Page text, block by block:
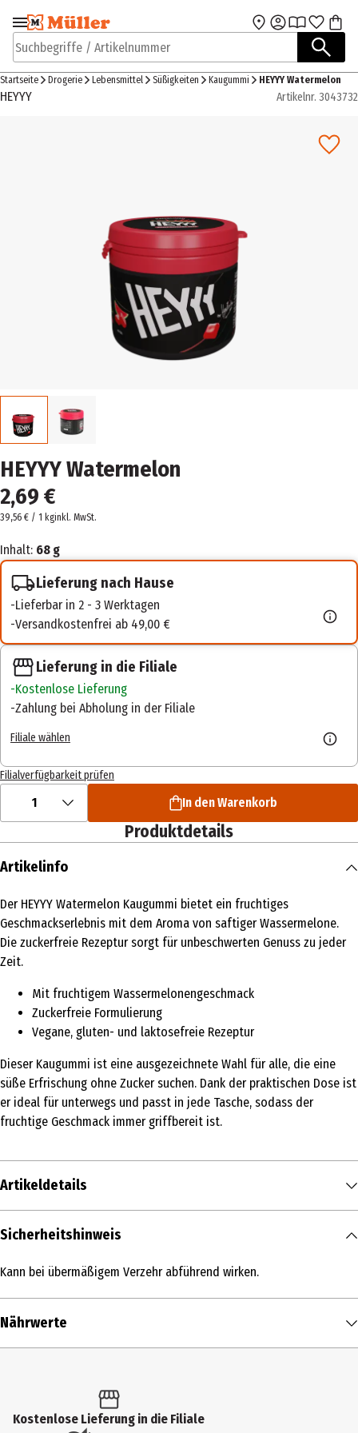
Zur Navigation
springen
Zum Hauptinhalt
Suchbegriffe / Artikelnummer
Startseite Drogerie Lebensmittel Süßigkeiten Kaugummi HEYYY Watermelon
HEYYY Artikelnr. 3043732
HEYYY Watermelon
2,69 €
39,56 € / 1 kginkl. MwSt.
Inhalt: 68 g
Lieferung nach Hause
Lieferbar in 2 - 3 Werktagen
Versandkostenfrei ab 49,00 €
Lieferung in die Filiale
Kostenlose Lieferung
Zahlung bei Abholung in der Filiale
Filiale wählen
Filialverfügbarkeit prüfen
1 In den Warenkorb
Produktdetails
Artikelinfo
Der HEYYY Watermelon Kaugummi bietet ein fruchtiges
Geschmackserlebnis mit dem Aroma von saftiger Wassermelone.
Die zuckerfreie Rezeptur sorgt für unbeschwerten Genuss zu jeder
Zeit.
Mit fruchtigem Wassermelonengeschmack
Zuckerfreie Formulierung
Vegane, gluten- und laktosefreie Rezeptur
Dieser Kaugummi ist eine ausgezeichnete Wahl für alle, die eine
süße Erfrischung ohne Zucker suchen. Dank der praktischen Dose ist
er ideal für unterwegs und passt in jede Tasche, sodass der
fruchtige Geschmack immer griffbereit ist.
Artikeldetails
Inhalt
Produkttyp
Säuerungsmittel: Citronensäure; Feuchthaltemittel: Glycerol;
Verdickungsmittel:Gummi arabicum; Pflanzenkonzentrate (Rettich,
Sicherheitshinweis
Kann bei übermäßigem Verzehr abführend wirken.
Nährwerte
Fett in g
Kostenlose Lieferung in die Filiale